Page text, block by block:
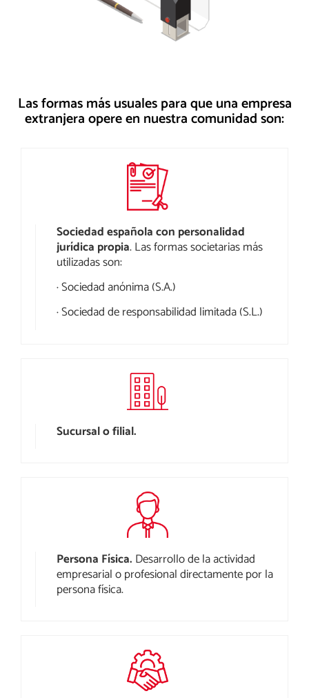
Las formas más usuales para que una empresa
extranjera opere en nuestra comunidad son:
Sociedad española con personalidad
jurídica propia. Las formas societarias más
utilizadas son:
· Sociedad anónima (S.A.)
· Sociedad de responsabilidad limitada (S.L.)
Sucursal o filial.
Persona Física. Desarrollo de la actividad
empresarial o profesional directamente por la
persona física.